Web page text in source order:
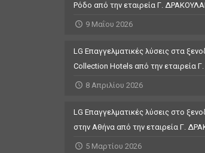
Ρόδο από την εταιρεία Γ.
9 Μαΐου 2026
LG Επαγγελματικές λύσεις στα
Collection Hotels από την εταιρεία
8 Απριλίου 2026
LG Επαγγελματικές λύσεις στο
στην Αθήνα από την εταιρεία Γ.
5 Μαρτίου 2026